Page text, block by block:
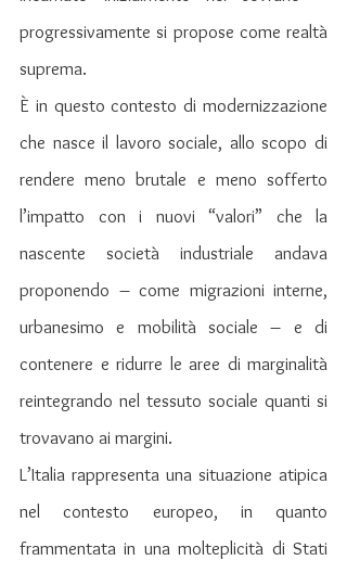
progressivamente si propose come realtà
suprema.
È in questo contesto di modernizzazione
che nasce il lavoro sociale, allo scopo di
rendere meno brutale e meno sofferto
l’impatto con i nuovi “valori” che la
nascente società industriale andava
proponendo – come migrazioni interne,
urbanesimo e mobilità sociale – e di
contenere e ridurre le aree di marginalità
reintegrando nel tessuto sociale quanti si
trovavano ai margini.
L’Italia rappresenta una situazione atipica
nel contesto europeo, in quanto
frammentata in una molteplicità di Stati